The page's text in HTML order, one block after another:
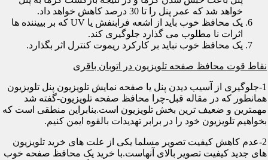
خواهد شد که عمر پنل را تا 30 درصد کاهش خواهد داد.
یک محافظ خوب باید از اشعه فرابنفش یا UV که بر بییننده ها
اثرات نا مطلوب می گذارد جلوگیری کند.
یک محافظ خوب نباید بر کارکرد ریموت کنترل اثر بگذارد.
نقاط قوت محافظ صفحه تلویزیون در اتوبان باقری
1-جلوگیری از آسیب دیدن پنل یا صفحه نمایش تلویزیون پنل تلویزیون
همانطور که در مقاله قبل-چرا محافظ صفحه تلویزیون-گفته شد
مهمترین و ضعیف ترین بخش تلویزیون است.بنابراین منطقی است که
بخواهیم تلویزیون خود را در برابر تهدیدات بالقوه ایمن کنیم.
2-عدم کاهش کیفیت تصویر مسلما یکی از علت های خرید تلویزیون
های جدید کیفیت تصویر بالای آنهاست.با خرید یک محافظ صفحه خوب